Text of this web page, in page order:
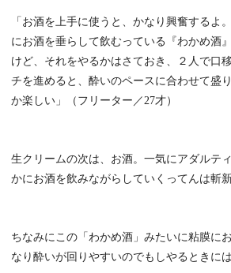
「お酒を上手に使うと、かなり興奮するよ
にお酒を垂らして飲むっている『わかめ酒
けど、それをやるかはさておき、２人で口
チを進めると、酔いのペースに合わせて盛
か楽しい」（フリーター／27才）
生クリームの次は、お酒。一気にアダルテ
かにお酒を飲みながらしていくってんは斬新
ちなみにこの「わかめ酒」みたいに粘膜に
なり酔いが回りやすいのでもしやるときに